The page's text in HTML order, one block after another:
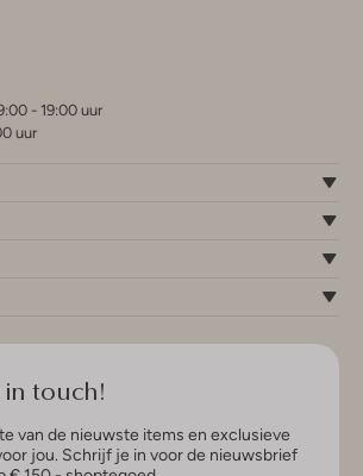
- 19:00 uur
uur
touch!
van de nieuwste items en exclusieve
jou. Schrijf je in voor de nieuwsbrief